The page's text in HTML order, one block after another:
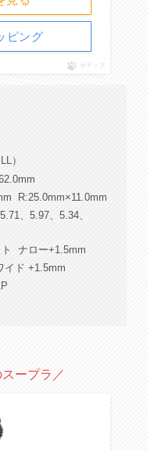
ピング
ポチップ
）
R:25.0mm×11.0mm
、5.97、5.34、
ト ナロー+1.5mm
イド +1.5mm
ープラ／